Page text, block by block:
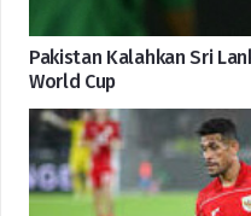
Pakistan Kalahkan Sri
World Cup